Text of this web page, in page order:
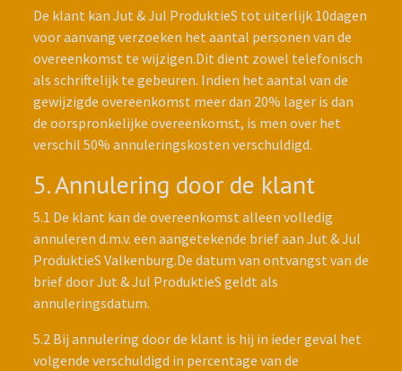
De klant kan Jut & Jul ProduktieS tot uiterlijk 10dagen
voor aanvang verzoeken het aantal personen van de
overeenkomst te wijzigen.Dit dient zowel telefonisch
als schriftelijk te gebeuren. Indien het aantal van de
gewijzigde overeenkomst meer dan 20% lager is dan
de oorspronkelijke overeenkomst, is men over het
verschil 50% annuleringskosten verschuldigd.
5. Annulering door de klant
5.1 De klant kan de overeenkomst alleen volledig
annuleren d.m.v. een aangetekende brief aan Jut & Jul
ProduktieS Valkenburg.De datum van ontvangst van de
brief door Jut & Jul ProduktieS geldt als
annuleringsdatum.
5.2 Bij annulering door de klant is hij in ieder geval het
volgende verschuldigd in percentage van de